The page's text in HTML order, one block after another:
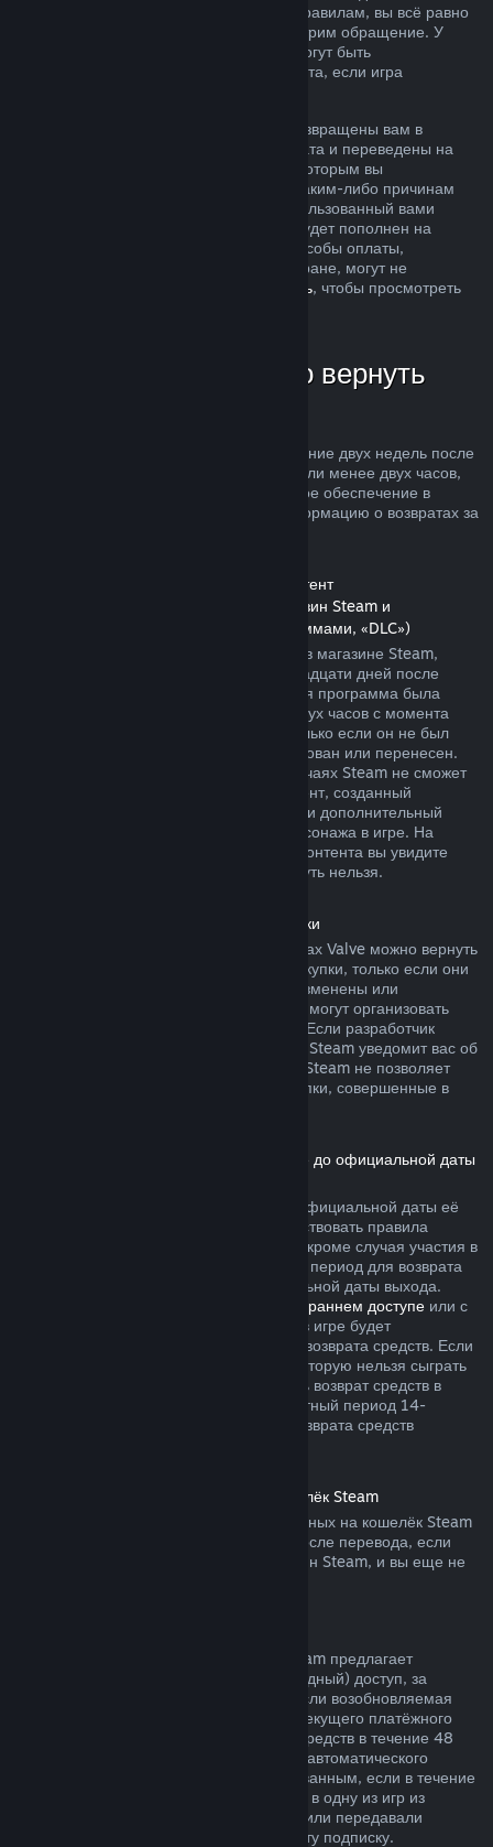
ситуация не соответствует описанным правилам, вы всё равно
можете запросить возврат, и мы рассмотрим обращение. У
пользователей из некоторых регионов могут быть
дополнительные права на запрос возврата, если игра
Средства за покупку будут полностью возвращены вам в
течение недели после одобрения возврата и переведены на
кошелек Steam или тот способ оплаты, которым вы
воспользовались при покупке. Если по каким-либо причинам
Steam не сможет вернуть деньги на использованный вами
способ оплаты, то ваш кошелек Steam будет пополнен на
соответствующую сумму (некоторые способы оплаты,
доступные в магазине Steam в вашей стране, могут не
нажмите здесь, чтобы просмотреть
В каких случаях можно вернуть
Возможность осуществить возврат в течение двух недель после
покупки за продукты, в которых вы провели менее двух часов,
распространяется на игры и программное обеспечение в
магазине Steam. Далее вы найдете информацию о возвратах за
Возврат средств за дополнительный контент
(контент, распространяемый через магазин Steam и
используемый другими играми и программами, «DLC»)
За дополнительный контент, купленный в магазине Steam,
можно вернуть деньги в течение четырнадцати дней после
покупки, если соответствующая основная программа была
использована в течение не более чем двух часов с момента
покупки дополнительного контента, и только если он не был
безвозвратно израсходован, модифицирован или перенесен.
Пожалуйста, учтите, что в некоторых случаях Steam не сможет
вернуть деньги за дополнительный контент, созданный
сторонними компаниями, например, если дополнительный
контент навсегда повышает уровень персонажа в игре. На
страницах подобного дополнительного контента вы увидите
уведомление, что средства за него вернуть нельзя.
Возврат средств за внутриигровые покупки
Средства за внутриигровые товары в играх Valve можно вернуть
в течение сорока восьми часов после покупки, только если они
не были безвозвратно израсходованы, изменены или
перенесены. Другие разработчики также могут организовать
возвраты подобного рода в своих играх. Если разработчик
позволяет вернуть деньги за эти товары, Steam уведомит вас об
этом при покупке. В остальных случаях, Steam не позволяет
вернуть средства за внутриигровые покупки, совершенные в
Возврат средств за игры, приобретённые до официальной даты
Если вы приобретаете игру в Steam до официальной даты её
выхода, для возврата средств будут действовать правила
двухчасового лимита игрового времени (кроме случая участия в
бета-тестировании), однако 14-дневный период для возврата
средств начнётся только после официальной даты выхода.
раннем доступеили с
, всё время в игре будет
засчитываться в двухчасовой лимит для возврата средств. Если
вы оформляете предзаказ для игры, в которую нельзя сыграть
до даты её выхода, вы можете запросить возврат средств в
любой момент до её выпуска, а стандартный период 14-
дневного и двухчасового лимитов для возврата средств
Возврат средств, переведённых на кошелёк Steam
Вы можете запросить возврат переведённых на кошелёк Steam
средств в течение четырнадцати дней после перевода, если
средства были переведены через магазин Steam, и вы еще не
Для определённого контента и услуг Steam предлагает
периодический (ежемесячный или ежегодный) доступ, за
который взимается регулярная плата. Если возобновляемая
подписка не использовалась в течение текущего платёжного
периода, вы можете запросить возврат средств в течение 48
часов с момента покупки или с момента автоматического
продления. Контент считается использованным, если в течение
текущего платёжного периода вы играли в одну из игр из
подписки либо использовали, изменяли или передавали
преимущества или скидки, входящие в эту подписку.